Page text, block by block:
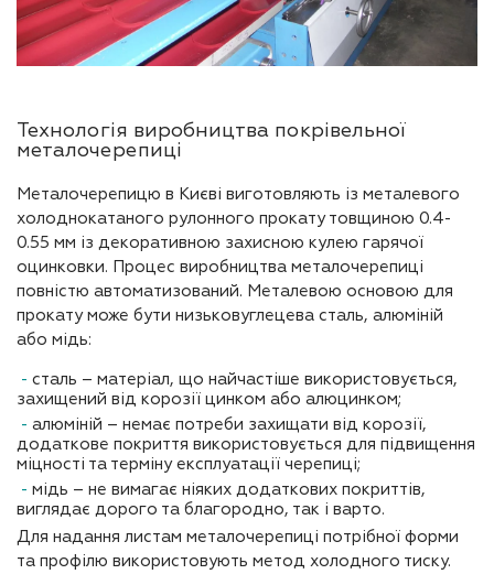
Технологія виробництва покрівельної
металочерепиці
Металочерепицю в Києві виготовляють із металевого
холоднокатаного рулонного прокату товщиною 0.4-
0.55 мм із декоративною захисною кулею гарячої
оцинковки. Процес виробництва металочерепиці
повністю автоматизований. Металевою основою для
прокату може бути низьковуглецева сталь, алюміній
або мідь:
сталь – матеріал, що найчастіше використовується,
захищений від корозії цинком або алюцинком;
алюміній – немає потреби захищати від корозії,
додаткове покриття використовується для підвищення
міцності та терміну експлуатації черепиці;
мідь – не вимагає ніяких додаткових покриттів,
виглядає дорого та благородно, так і варто.
Для надання листам металочерепиці потрібної форми
та профілю використовують метод холодного тиску.